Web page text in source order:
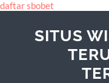
daftar sbobet
SITUS